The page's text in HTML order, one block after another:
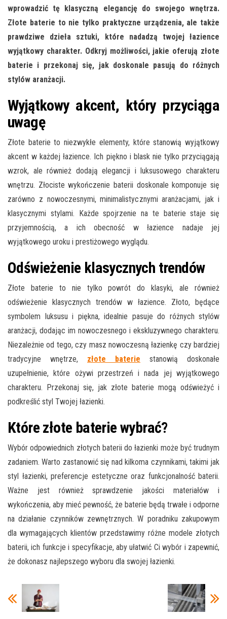
wprowadzić tę klasyczną elegancję do swojego wnętrza.
Złote baterie to nie tylko praktyczne urządzenia, ale także
prawdziwe dzieła sztuki, które nadadzą twojej łazience
wyjątkowy charakter. Odkryj możliwości, jakie oferują złote
baterie i przekonaj się, jak doskonale pasują do różnych
stylów aranżacji.
Wyjątkowy akcent, który przyciąga
uwagę
Złote baterie to niezwykłe elementy, które stanowią wyjątkowy
akcent w każdej łazience. Ich piękno i blask nie tylko przyciągają
wzrok, ale również dodają elegancji i luksusowego charakteru
wnętrzu. Złociste wykończenie baterii doskonale komponuje się
zarówno z nowoczesnymi, minimalistycznymi aranżacjami, jak i
klasycznymi stylami. Każde spojrzenie na te baterie staje się
przyjemnością, a ich obecność w łazience nadaje jej
wyjątkowego uroku i prestiżowego wyglądu.
Odświeżenie klasycznych trendów
Złote baterie to nie tylko powrót do klasyki, ale również
odświeżenie klasycznych trendów w łazience. Złoto, będące
symbolem luksusu i piękna, idealnie pasuje do różnych stylów
aranżacji, dodając im nowoczesnego i ekskluzywnego charakteru.
Niezależnie od tego, czy masz nowoczesną łazienkę czy bardziej
tradycyjne wnętrze, złote baterie stanowią doskonałe
uzupełnienie, które ożywi przestrzeń i nada jej wyjątkowego
charakteru. Przekonaj się, jak złote baterie mogą odświeżyć i
podkreślić styl Twojej łazienki.
Które złote baterie wybrać?
Wybór odpowiednich złotych baterii do łazienki może być trudnym
zadaniem. Warto zastanowić się nad kilkoma czynnikami, takimi jak
styl łazienki, preferencje estetyczne oraz funkcjonalność baterii.
Ważne jest również sprawdzenie jakości materiałów i
wykończenia, aby mieć pewność, że baterie będą trwałe i odporne
na działanie czynników zewnętrznych. W poradniku zakupowym
dla wymagających klientów przedstawimy różne modele złotych
baterii, ich funkcje i specyfikacje, aby ułatwić Ci wybór i zapewnić,
że dokonasz najlepszego wyboru dla swojej łazienki.